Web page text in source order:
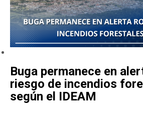
Buga permanece en
riesgo de incendios
según el IDEAM